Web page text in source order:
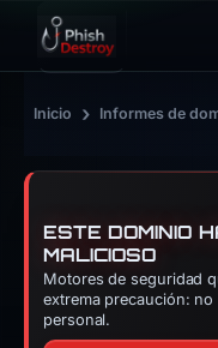
Inicio › Informes de
ESTE DOMINIO
MALICIOSO
Motores de seguridad
extrema precaución:
personal.